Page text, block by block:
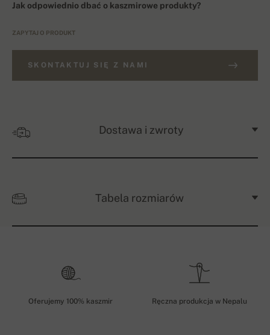
Jak odpowiednio dbać o kaszmirowe produkty?
ZAPYTAJ O PRODUKT
SKONTAKTUJ SIĘ Z NAMI
Dostawa i zwroty
Tabela rozmiarów
Oferujemy 100% kaszmir Ręczna produkcja w Nepalu